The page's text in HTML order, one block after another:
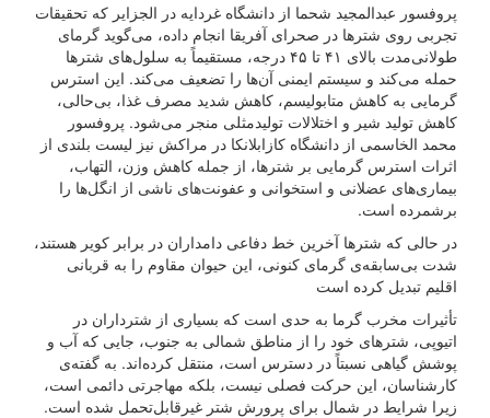
پروفسور عبدالمجید شحما از دانشگاه غردایه در الجزایر که تحقیقات
تجربی روی شترها در صحرای آفریقا انجام داده، می‌گوید گرمای
طولانی‌مدت بالای ۴۱ تا ۴۵ درجه، مستقیماً به سلول‌های شترها
حمله می‌کند و سیستم ایمنی آن‌ها را تضعیف می‌کند. این استرس
گرمایی به کاهش متابولیسم، کاهش شدید مصرف غذا، بی‌حالی،
کاهش تولید شیر و اختلالات تولیدمثلی منجر می‌شود. پروفسور
محمد الخاسمی از دانشگاه کازابلانکا در مراکش نیز لیست بلندی از
اثرات استرس گرمایی بر شترها، از جمله کاهش وزن، التهاب،
بیماری‌های عضلانی و استخوانی و عفونت‌های ناشی از انگل‌ها را
برشمرده است.
در حالی که شترها آخرین خط دفاعی دامداران در برابر کویر هستند،
شدت بی‌سابقه‌ی گرمای کنونی، این حیوان مقاوم را به قربانی
اقلیم تبدیل کرده است
تأثیرات مخرب گرما به حدی است که بسیاری از شترداران در
اتیوپی، شترهای خود را از مناطق شمالی به جنوب، جایی که آب و
پوشش گیاهی نسبتاً در دسترس است، منتقل کرده‌اند. به گفته‌ی
کارشناسان، این حرکت فصلی نیست، بلکه مهاجرتی دائمی است،
زیرا شرایط در شمال برای پرورش شتر غیرقابل‌تحمل شده است.